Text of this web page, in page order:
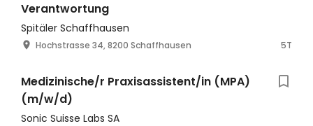
Verantwortung
Spitäler Schaffhausen
Hochstrasse 34, 8200 Schaffhausen 5T
Medizinische/r Praxisassistent/in (MPA)
(m/w/d)
Sonic Suisse Labs SA